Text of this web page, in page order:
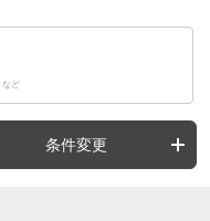
など
条件変更